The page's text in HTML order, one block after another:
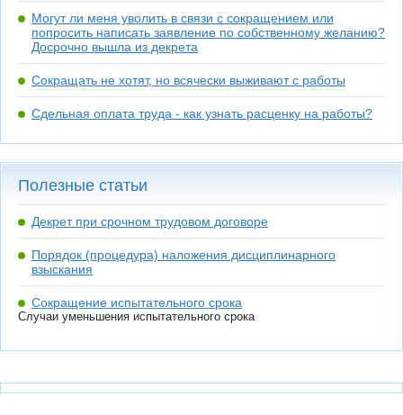
Могут ли меня уволить в связи с сокращением или
попросить написать заявление по собственному желанию?
Досрочно вышла из декрета
Сокращать не хотят, но всячески выживают с работы
Сдельная оплата труда - как узнать расценку на работы?
Полезные статьи
Декрет при срочном трудовом договоре
Порядок (процедура) наложения дисциплинарного
взыскания
Сокращение испытательного срока
Случаи уменьшения испытательного срока